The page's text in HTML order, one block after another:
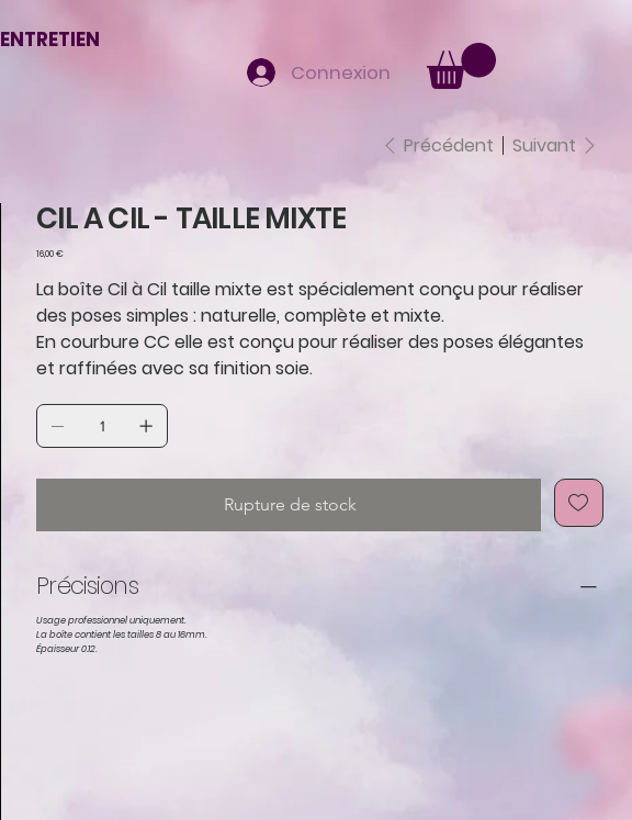
Précédent Suivant
CIL A CIL - TAILLE MIXTE
Prix
16,00 €
La boîte Cil à Cil taille mixte est spécialement conçu pour réaliser
des poses simples : naturelle, complète et mixte.
En courbure CC elle est conçu pour réaliser des poses élégantes
et raffinées avec sa finition soie.
Rupture de stock
Précisions
Usage professionnel uniquement.
La boîte contient les tailles 8 au 16mm.
Épaisseur 0.12.
ENTRETIEN
Connexion